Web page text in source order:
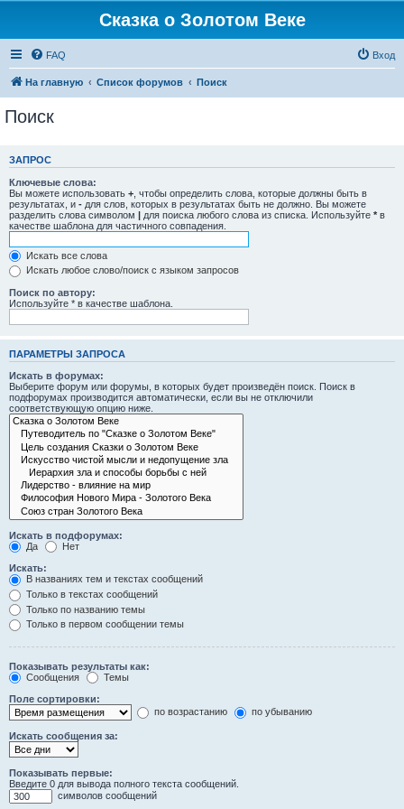
Сказка о Золотом Веке
FAQ Вход
На главную Список форумов Поиск
Поиск
ЗАПРОС
Ключевые слова:
Вы можете использовать + , чтобы определить слова, которые должны быть в
результатах, и - для слов, которых в результатах быть не должно. Вы можете
разделить слова символом | для поиска любого слова из списка. Используйте * в
качестве шаблона для частичного совпадения.
Искать все слова
Искать любое слово/поиск с языком запросов
Поиск по автору:
Используйте * в качестве шаблона.
ПАРАМЕТРЫ ЗАПРОСА
Искать в форумах:
Выберите форум или форумы, в которых будет произведён поиск. Поиск в
подфорумах производится автоматически, если вы не отключили
соответствующую опцию ниже.
Искать в подфорумах:
Да
Нет
Искать:
В названиях тем и текстах сообщений
Только в текстах сообщений
Только по названию темы
Только в первом сообщении темы
Показывать результаты как:
Сообщения
Темы
Поле сортировки:
по возрастанию
по убыванию
Искать сообщения за:
Показывать первые:
Введите 0 для вывода полного текста сообщений.
символов сообщений